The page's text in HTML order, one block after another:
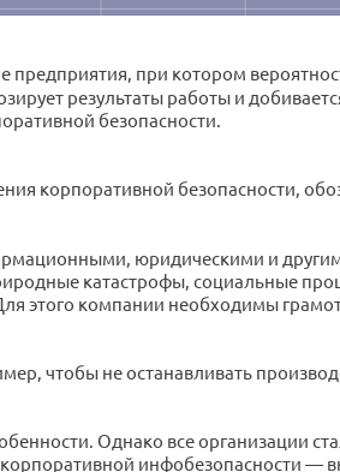
предприятия, при котором
результаты работы и
безопасности.
корпоративной безопасности,
юридическими и
катастрофы, социальные
этого компании необходимы
чтобы не останавливать
Однако все организации
инфобезопасности —